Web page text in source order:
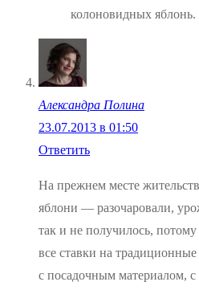
колоновидных яблонь.
Александра Полина
23.07.2013 в 01:50
Ответить
На прежнем месте
яблони — разочаровали,
так и не получилось,
все ставки на
с посадочным материалом, с